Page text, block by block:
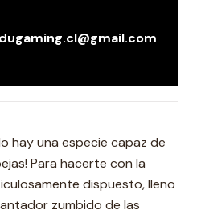
hay una especie capaz de
Para hacerte con la
dispuesto, lleno
zumbido de las